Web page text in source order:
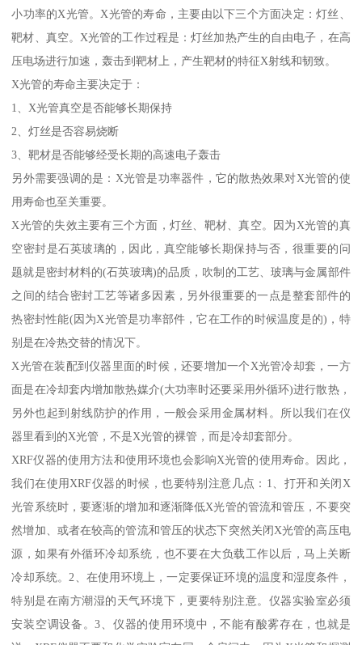
小功率的X光管。X光管的寿命，主要由以下三个方面决定：灯丝、
靶材、真空。X光管的工作过程是：灯丝加热产生的自由电子，在高
压电场进行加速，轰击到靶材上，产生靶材的特征X射线和韧致。
X光管的寿命主要决定于：
1、X光管真空是否能够长期保持
2、灯丝是否容易烧断
3、靶材是否能够经受长期的高速电子轰击
另外需要强调的是：X光管是功率器件，它的散热效果对X光管的使
用寿命也至关重要。
X光管的失效主要有三个方面，灯丝、靶材、真空。因为X光管的真
空密封是石英玻璃的，因此，真空能够长期保持与否，很重要的问
题就是密封材料的(石英玻璃)的品质，吹制的工艺、玻璃与金属部件
之间的结合密封工艺等诸多因素，另外很重要的一点是整套部件的
热密封性能(因为X光管是功率部件，它在工作的时候温度是的)，特
别是在冷热交替的情况下。
X光管在装配到仪器里面的时候，还要增加一个X光管冷却套，一方
面是在冷却套内增加散热媒介(大功率时还要采用外循环)进行散热，
另外也起到射线防护的作用，一般会采用金属材料。所以我们在仪
器里看到的X光管，不是X光管的裸管，而是冷却套部分。
XRF仪器的使用方法和使用环境也会影响X光管的使用寿命。因此，
我们在使用XRF仪器的时候，也要特别注意几点：1、打开和关闭X
光管系统时，要逐渐的增加和逐渐降低X光管的管流和管压，不要突
然增加、或者在较高的管流和管压的状态下突然关闭X光管的高压电
源，如果有外循环冷却系统，也不要在大负载工作以后，马上关断
冷却系统。2、在使用环境上，一定要保证环境的温度和湿度条件，
特别是在南方潮湿的天气环境下，更要特别注意。仪器实验室必须
安装空调设备。3、仪器的使用环境中，不能有酸雾存在，也就是